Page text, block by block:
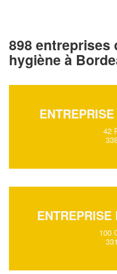
898 entreprises
hygiène à
42
100